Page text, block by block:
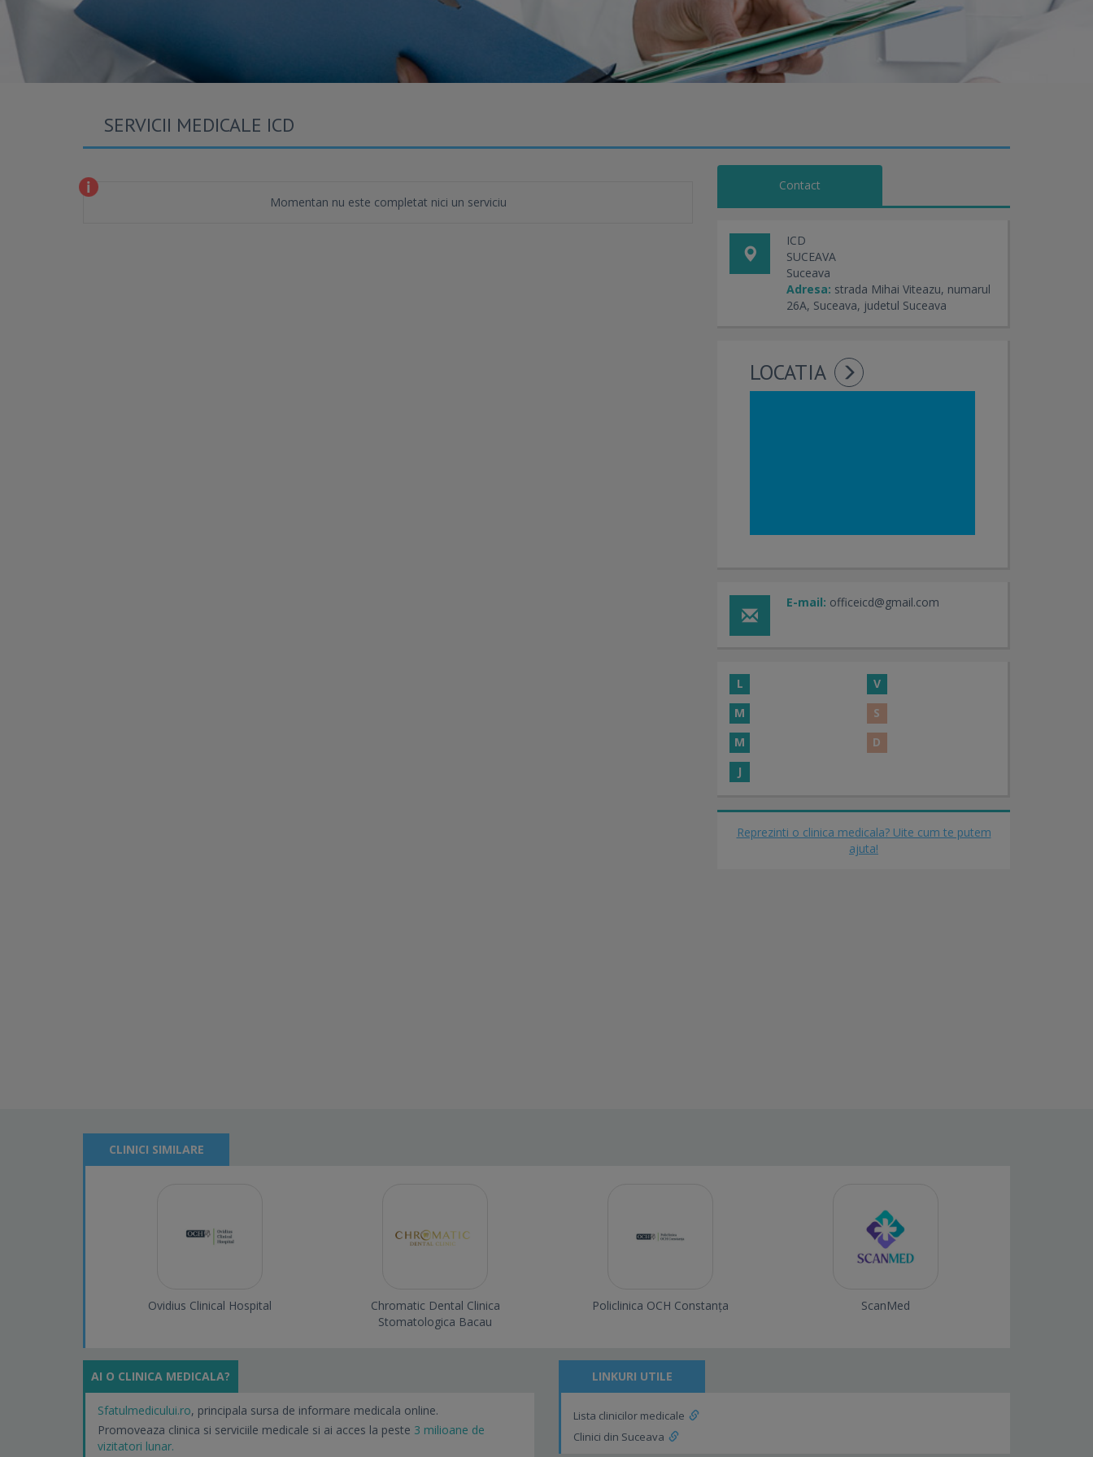
SERVICII MEDICALE ICD
Momentan nu este completat nici un serviciu
Contact
ICD
SUCEAVA
Suceava
Adresa: strada Mihai Viteazu, numarul
26A, Suceava, judetul Suceava
LOCATIA
E-mail: officeicd@gmail.com
L
V
M
S
M
D
J
Reprezinti o clinica medicala? Uite cum te putem
ajuta!
CLINICI SIMILARE
Ovidius Clinical Hospital
Chromatic Dental Clinica
Stomatologica Bacau
Policlinica OCH Constanța ScanMed
AI O CLINICA MEDICALA?
Sfatulmedicului.ro, principala sursa de informare medicala online.
Promoveaza clinica si serviciile medicale si ai acces la peste 3 milioane de
vizitatori lunar.
LINKURI UTILE
Lista clinicilor medicale
Clinici din Suceava